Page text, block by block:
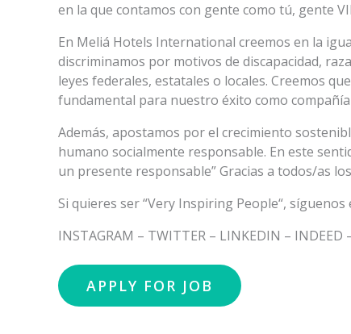
en la que contamos con gente como tú, gente
En Meliá Hotels International creemos en la
discriminamos por motivos de discapacidad,
leyes federales, estatales o locales. Creemos
fundamental para nuestro éxito como
Además, apostamos por el crecimiento
humano socialmente responsable. En este
un presente responsable” Gracias a todos/as
Si quieres ser “Very Inspiring People“, síguenos
INSTAGRAM – TWITTER – LINKEDIN – INDEED